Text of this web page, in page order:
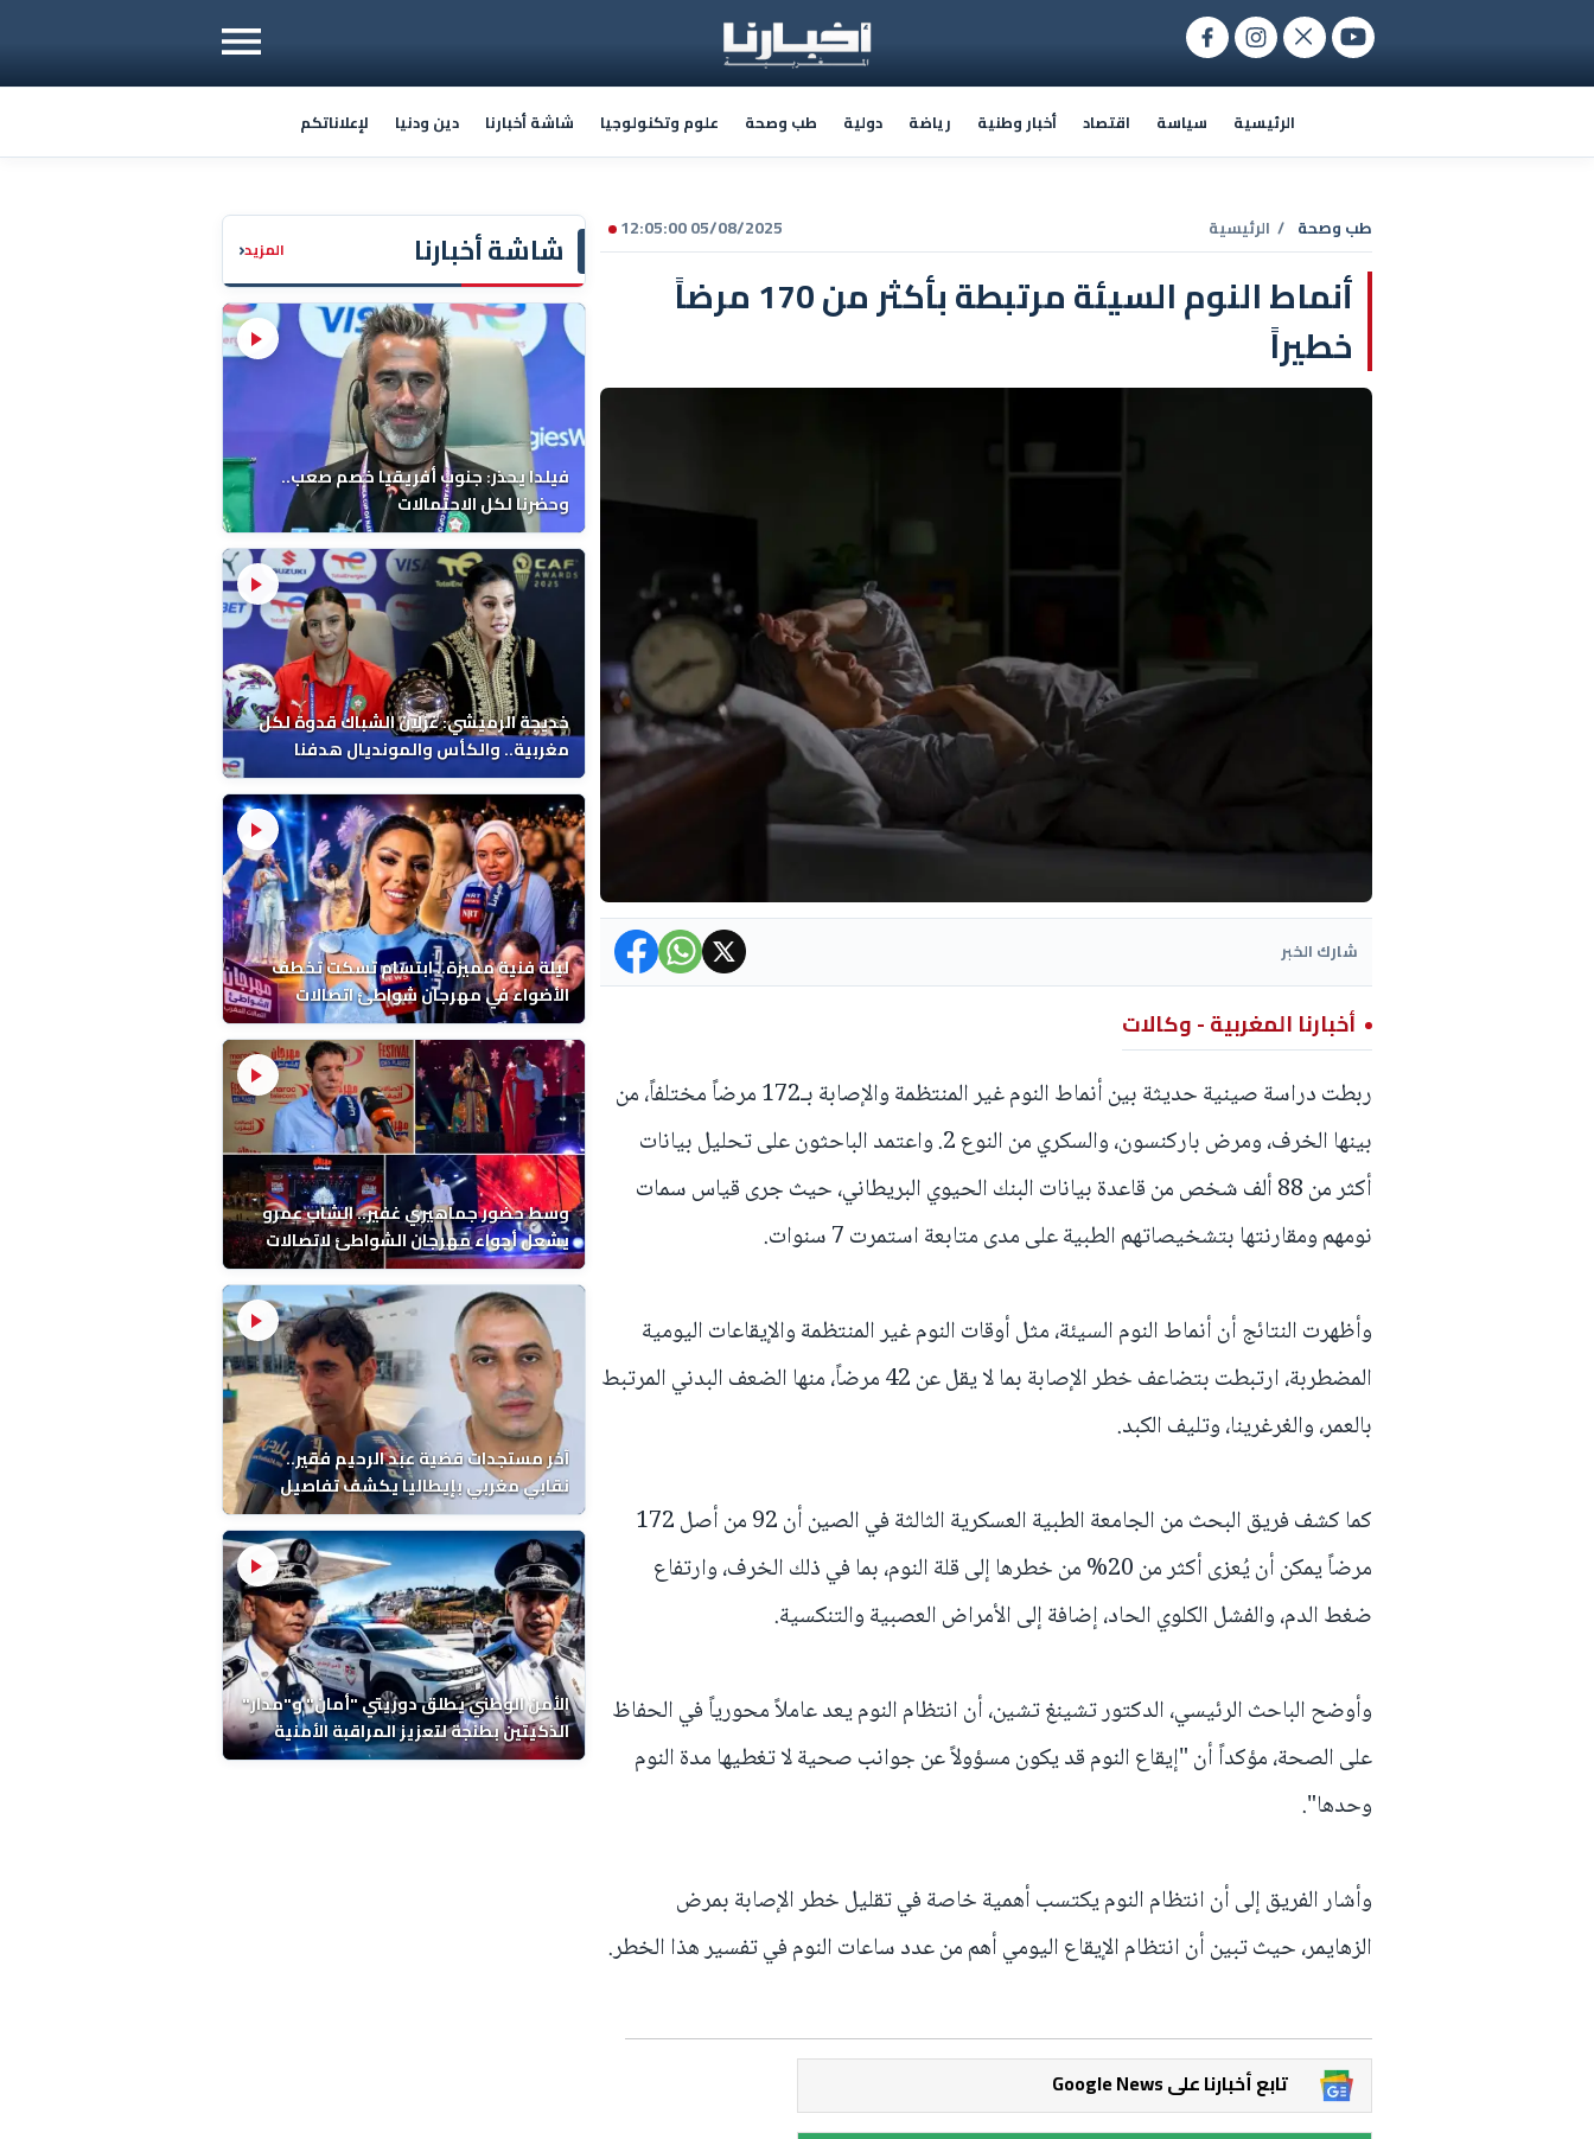
الرئيسية سياسة اقتصاد أخبار وطنية رياضة دولية طب وصحة علوم وتكنولوجيا شاشة أخبارنا دين ودنيا لإعلاناتكم
شاشة أخبارنا المزيد‹
فيلدا يحذر: جنوب أفريقيا خصم صعب..
وحضرنا لكل الاحتمالات
خديجة الرميشي: غزلان الشباك قدوة لكل
مغربية.. والكأس والمونديال هدفنا
ليلة فنية مميزة.. ابتسام تسكت تخطف
الأضواء في مهرجان شواطئ اتصالات
المغرب بالمضيق
وسط حضور جماهيري غفير.. الشاب عمرو
يشعل أجواء مهرجان الشواطئ لاتصالات
المغرب بطنجة
آخر مستجدات قضية عبد الرحيم فقير..
نقابي مغربي بإيطاليا يكشف تفاصيل
الوفاة ونتائج التشريح
الأمن الوطني يطلق دوريتي "أمان" و"مدار"
الذكيتين بطنجة لتعزيز المراقبة الأمنية
05/08/2025 12:05:00 طب وصحة / الرئيسية
أنماط النوم السيئة مرتبطة بأكثر من 170 مرضاً
خطيراً
شارك الخبر
أخبارنا المغربية - وكالات
ربطت دراسة صينية حديثة بين أنماط النوم غير المنتظمة والإصابة بـ172 مرضاً مختلفاً، من
بينها الخرف، ومرض باركنسون، والسكري من النوع 2. واعتمد الباحثون على تحليل بيانات
أكثر من 88 ألف شخص من قاعدة بيانات البنك الحيوي البريطاني، حيث جرى قياس سمات
نومهم ومقارنتها بتشخيصاتهم الطبية على مدى متابعة استمرت 7 سنوات.
وأظهرت النتائج أن أنماط النوم السيئة، مثل أوقات النوم غير المنتظمة والإيقاعات اليومية
المضطربة، ارتبطت بتضاعف خطر الإصابة بما لا يقل عن 42 مرضاً، منها الضعف البدني المرتبط
بالعمر، والغرغرينا، وتليف الكبد.
كما كشف فريق البحث من الجامعة الطبية العسكرية الثالثة في الصين أن 92 من أصل 172
مرضاً يمكن أن يُعزى أكثر من 20% من خطرها إلى قلة النوم، بما في ذلك الخرف، وارتفاع
ضغط الدم، والفشل الكلوي الحاد، إضافة إلى الأمراض العصبية والتنكسية.
وأوضح الباحث الرئيسي، الدكتور تشينغ تشين، أن انتظام النوم يعد عاملاً محورياً في الحفاظ
على الصحة، مؤكداً أن "إيقاع النوم قد يكون مسؤولاً عن جوانب صحية لا تغطيها مدة النوم
وحدها".
وأشار الفريق إلى أن انتظام النوم يكتسب أهمية خاصة في تقليل خطر الإصابة بمرض
الزهايمر، حيث تبين أن انتظام الإيقاع اليومي أهم من عدد ساعات النوم في تفسير هذا الخطر.
Google News تابع أخبارنا على